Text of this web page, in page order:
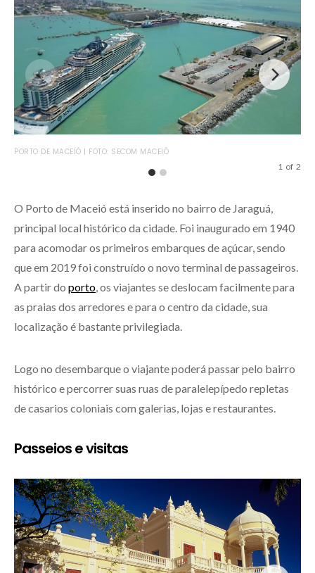
PORTO DE MACEIÓ | FOTO: SECOM MACEIÓ
1 of 2
O Porto de Maceió está inserido no bairro de Jaraguá,
principal local histórico da cidade. Foi inaugurado em 1940
para acomodar os primeiros embarques de açúcar, sendo
que em 2019 foi construído o novo terminal de passageiros.
A partir do porto, os viajantes se deslocam facilmente para
as praias dos arredores e para o centro da cidade, sua
localização é bastante privilegiada.
Logo no desembarque o viajante poderá passar pelo bairro
histórico e percorrer suas ruas de paralelepípedo repletas
de casarios coloniais com galerias, lojas e restaurantes.
Passeios e visitas